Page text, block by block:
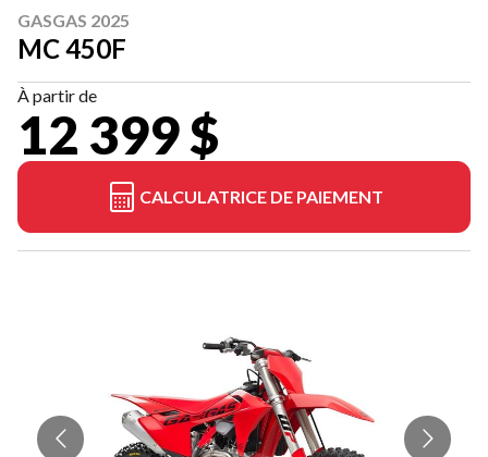
GASGAS 2025
MC 450F
À partir de
12 399 $
CALCULATRICE DE PAIEMENT